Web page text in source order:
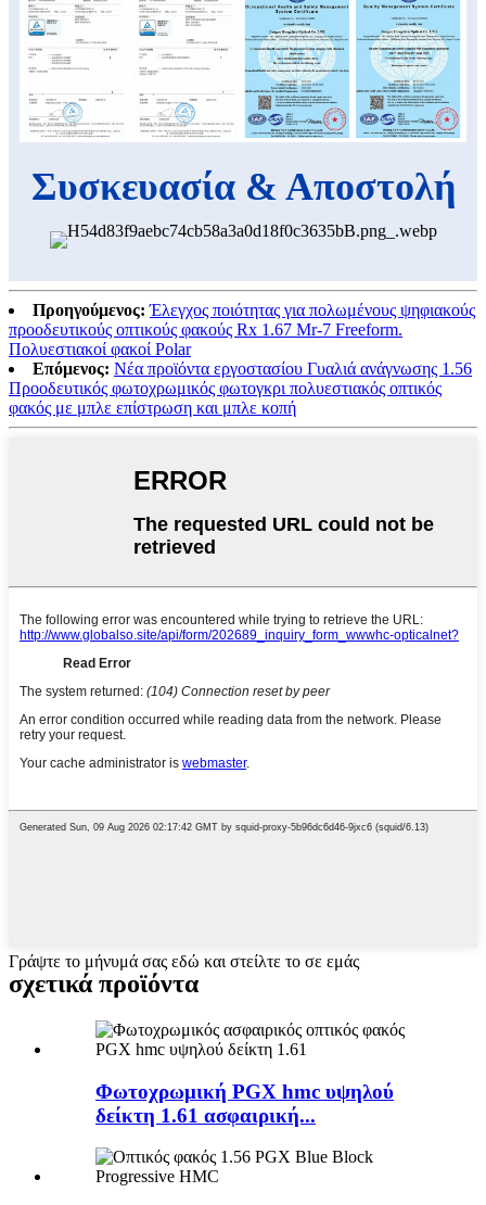
Συσκευασία & Αποστολή
Προηγούμενος: Έλεγχος ποιότητας για πολωμένους ψηφιακούς
προοδευτικούς οπτικούς φακούς Rx 1.67 Mr-7 Freeform.
Πολυεστιακοί φακοί Polar
Επόμενος: Νέα προϊόντα εργοστασίου Γυαλιά ανάγνωσης 1.56
Προοδευτικός φωτοχρωμικός φωτογκρι πολυεστιακός οπτικός
φακός με μπλε επίστρωση και μπλε κοπή
Γράψτε το μήνυμά σας εδώ και στείλτε το σε εμάς
σχετικά προϊόντα
Φωτοχρωμική PGX hmc υψηλού
δείκτη 1.61 ασφαιρική...